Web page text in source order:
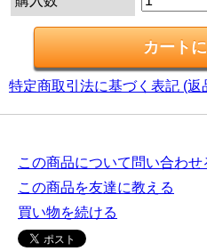
特定商取引法に基づく表記 (返
この商品について問い合わせ
この商品を友達に教える
買い物を続ける